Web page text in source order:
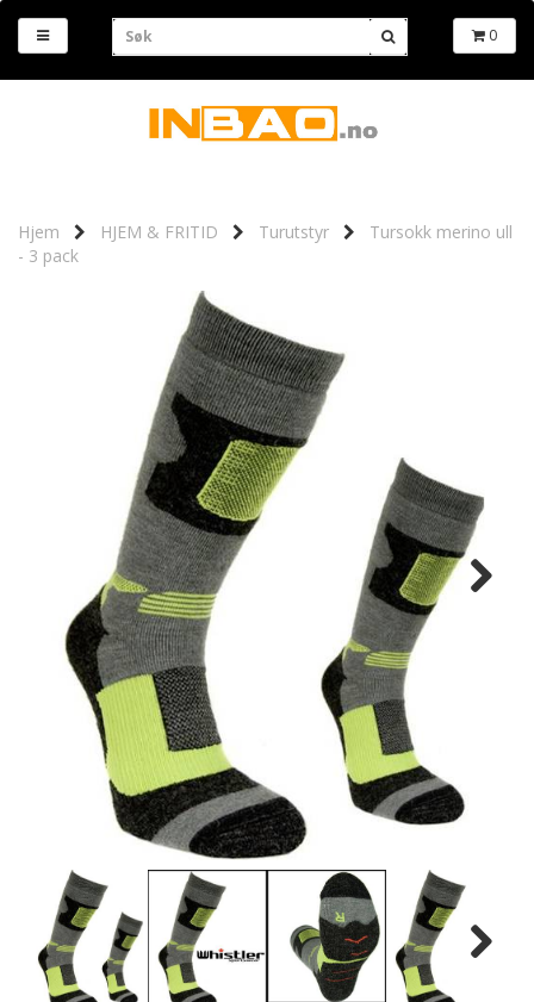
0
Hjem HJEM & FRITID Turutstyr
Tursokk merino ull
- 3 pack